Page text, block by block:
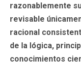
razonablemente
revisable
racional
de la lógica,
conocimientos